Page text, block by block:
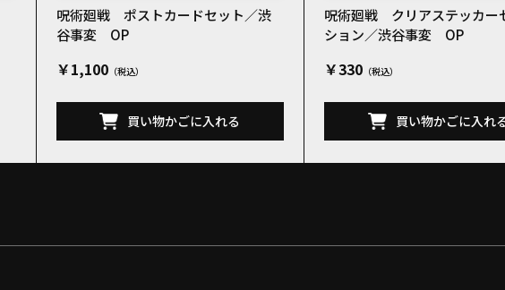
呪術廻戦 ポストカードセット／渋
谷事変 OP
￥1,100
買い物かごに入れる
呪術廻戦 クリアステッカー
ション／渋谷事変 OP
￥330
買い物かごに入れ